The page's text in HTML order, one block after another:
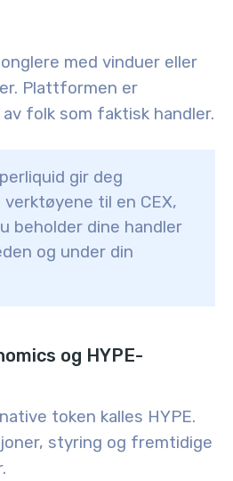
med vinduer eller
Plattformen er
folk som faktisk handler.
gir deg
til en CEX,
beholder dine handler
og under din
og HYPE-
token kalles HYPE.
styring og fremtidige